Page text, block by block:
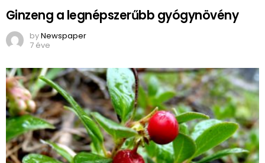
Ginzeng a legnépszerűbb gyógynövény
byNewspaper
7 éve